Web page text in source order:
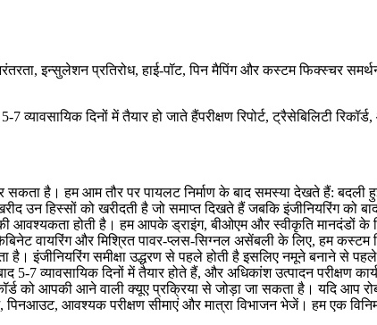
इन्सुलेशन प्रतिरोध, हाई-पॉट, पिन मैपिंग और कस्टम फिक्स्चर
व्यावसायिक दिनों में तैयार हो जाते हैंपरीक्षण रिपोर्ट, ट्रैसेबिलिटी
है। हम आम तौर पर पायलट निर्माण के बाद समस्या देखते हैं:
उन हिस्सों को खरीदती है जो समाप्त दिखते हैं जबकि इंजीनियरिंग को
आवश्यकता होती है। हम आपके ड्राइंग, बीओएम और स्वीकृति मानदंडों के
वायरिंग और मिश्रित पावर-प्लस-सिग्नल असेंबली के लिए, हम कस्टम
इंजीनियरिंग समीक्षा उद्धरण से पहले होती है इसलिए नमूने बनाने से
5-7 व्यावसायिक दिनों में तैयार होते हैं, और अधिकांश उत्पादन परीक्षण
को आपकी आने वाली क्यूए प्रक्रिया से जोड़ा जा सकता है। यदि आप
आवश्यक परीक्षण सीमाएं और मात्रा विभाजन भेजें। हम एक